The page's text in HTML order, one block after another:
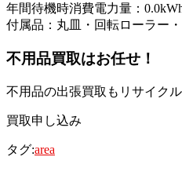
年間待機時消費電力量：
付属品：丸皿・回転ローラー
不用品買取はお任せ！
不用品の出張買取もリサイク
買取申し込み
タグ:area